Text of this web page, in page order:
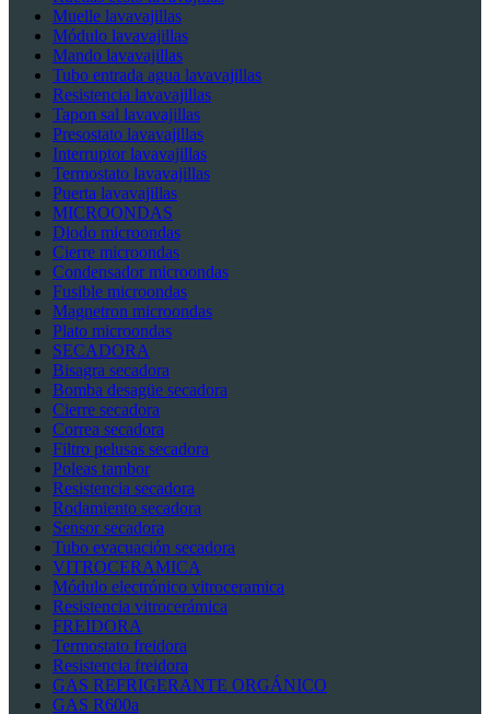
Muelle lavavajillas
Módulo lavavajillas
Mando lavavajillas
Tubo entrada agua lavavajillas
Resistencia lavavajillas
Tapon sal lavavajillas
Presostato lavavajillas
Interruptor lavavajillas
Termostato lavavajillas
Puerta lavavajillas
MICROONDAS
Diodo microondas
Cierre microondas
Condensador microondas
Fusible microondas
Magnetron microondas
Plato microondas
SECADORA
Bisagra secadora
Bomba desagüe secadora
Cierre secadora
Correa secadora
Filtro pelusas secadora
Poleas tambor
Resistencia secadora
Rodamiento secadora
Sensor secadora
Tubo evacuación secadora
VITROCERAMICA
Módulo electrónico vitroceramica
Resistencia vitrocerámica
FREIDORA
Termostato freidora
Resistencia freidora
GAS REFRIGERANTE ORGÁNICO
GAS R600a